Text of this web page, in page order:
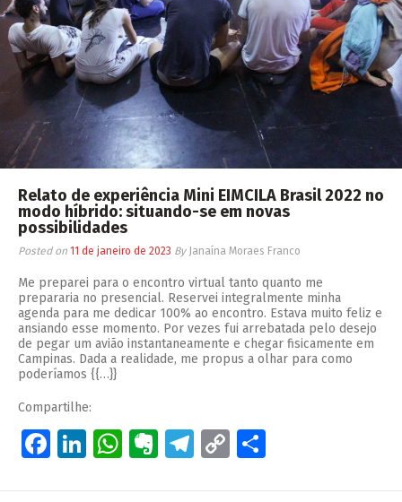
Relato de experiência Mini EIMCILA Brasil 2022 no
modo híbrido: situando-se em novas
possibilidades
Posted on 11 de janeiro de 2023 By Janaína Moraes Franco
Me preparei para o encontro virtual tanto quanto me
prepararia no presencial. Reservei integralmente minha
agenda para me dedicar 100% ao encontro. Estava muito feliz e
ansiando esse momento. Por vezes fui arrebatada pelo desejo
de pegar um avião instantaneamente e chegar fisicamente em
Campinas. Dada a realidade, me propus a olhar para como
poderíamos {{…}}
Compartilhe:
Facebook
LinkedIn
WhatsApp
Evernote
Telegram
Copy